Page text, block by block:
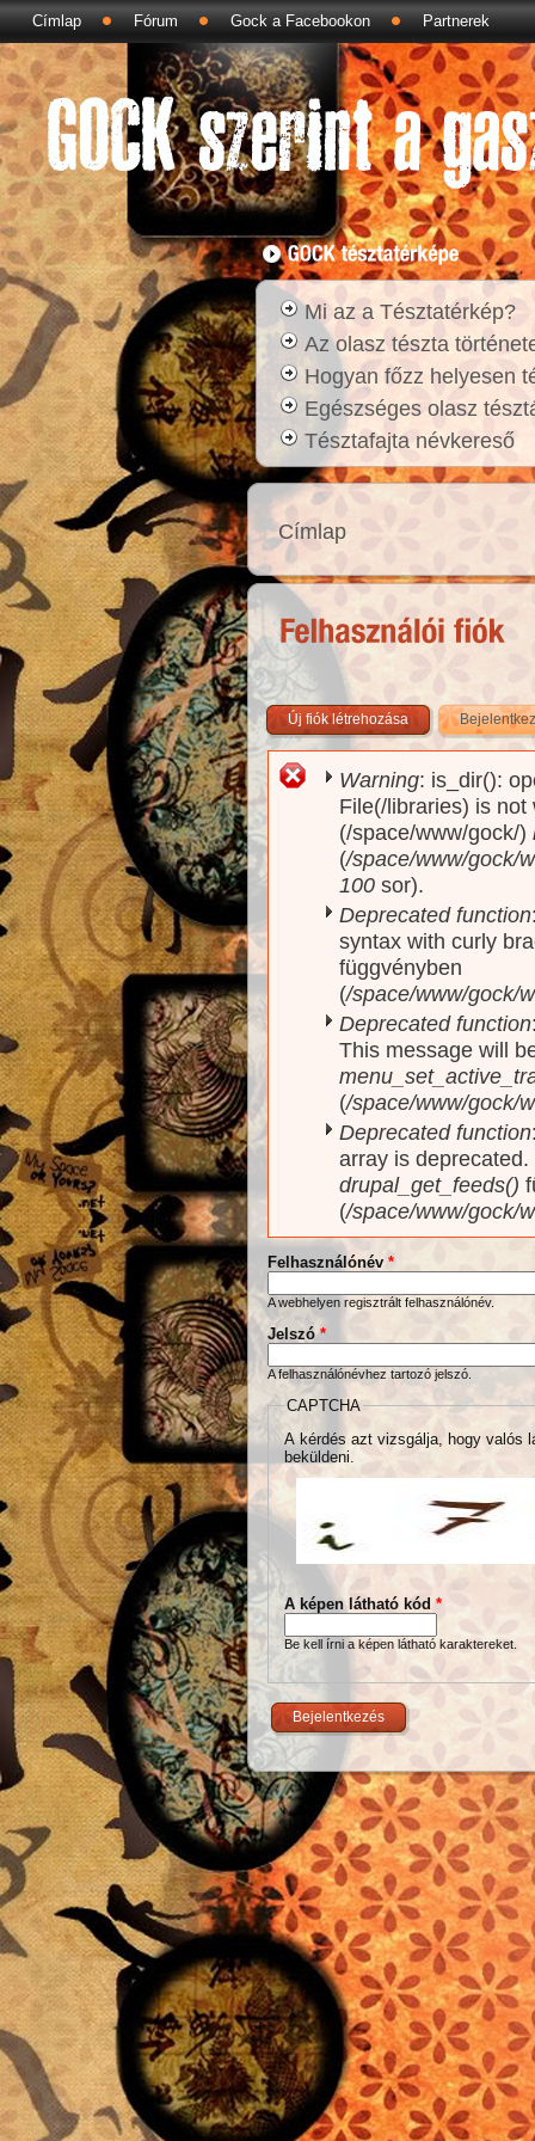
Címlap Fórum Gock a Facebookon Partnerek
Mi az a Tésztatérkép?
Az olasz tészta
Hogyan főzz helyesen
Egészséges olasz
Tésztafajta névkereső
Címlap
Új fiók létrehozása
Hibaüzenet
Warning: is_dir():
File(/libraries) is
(/space/www/gock/)
(/space/www/gock/
100 sor).
Deprecated function
syntax with curly
függvényben
(/space/www/gock/
Deprecated function
This message will
(/space/www/gock/
Deprecated function
array is
drupal_get_feeds()
(/space/www/gock/
Felhasználónév *
A webhelyen regisztrált felhasználónév.
Jelszó*
A felhasználónévhez tartozó jelszó.
CAPTCHA
A kérdés azt vizsgálja, hogy valós
beküldeni.
A képen látható kód *
Be kell írni a képen látható karaktereket.